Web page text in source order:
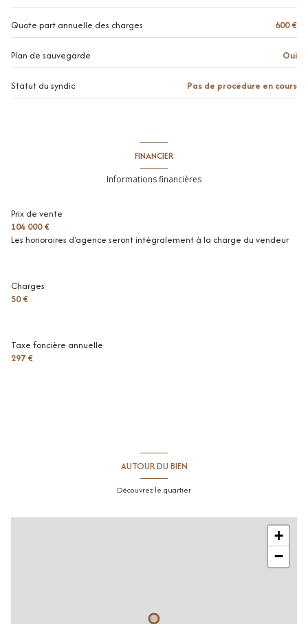
Quote part annuelle des charges 600 €
Plan de sauvegarde Oui
Statut du syndic Pas de procédure en cours
FINANCIER
Informations financières
Prix de vente
104 000 €
Les honoraires d'agence seront intégralement à la charge du vendeur
Charges
50 €
Taxe foncière annuelle
297 €
AUTOUR DU BIEN
Découvrez le quartier
+
−